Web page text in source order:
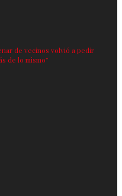
de vecinos volvió a pedir
de lo mismo”